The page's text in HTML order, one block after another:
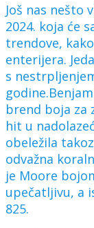
Još nas nešto
2024. koja će
trendove,
enterijera.
s
brend boja za
hit u
obeležila
odvažna
je Moore
upečatljivu, a
825.